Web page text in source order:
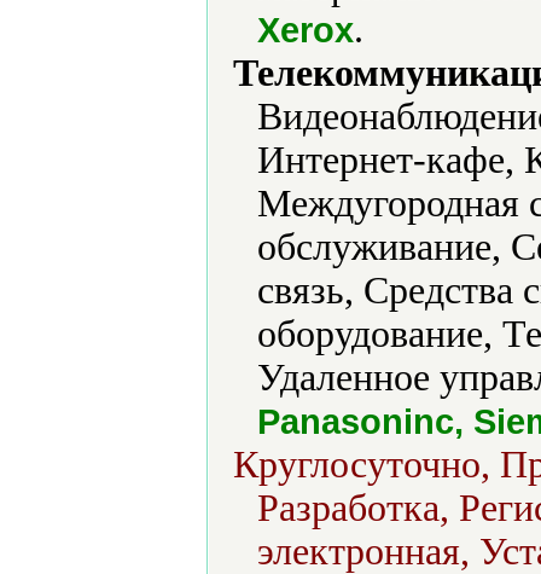
Xerox.
Интернет-кафе,
Междугородная
обслуживание,
связь, Средства
оборудование,
Удаленное
Panasoninc,
Круглосуточно,
Разработка,
электронная,